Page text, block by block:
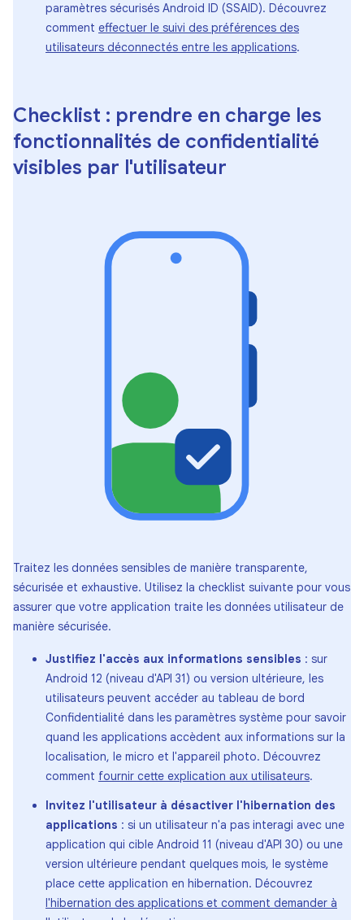
paramètres sécurisés Android ID (SSAID). Découvrez
comment effectuer le suivi des préférences des
utilisateurs déconnectés entre les applications.
Checklist : prendre en charge les
fonctionnalités de confidentialité
visibles par l'utilisateur
Traitez les données sensibles de manière transparente,
sécurisée et exhaustive. Utilisez la checklist suivante pour vous
assurer que votre application traite les données utilisateur de
manière sécurisée.
Justifiez l'accès aux informations sensibles : sur
Android 12 (niveau d'API 31) ou version ultérieure, les
utilisateurs peuvent accéder au tableau de bord
Confidentialité dans les paramètres système pour savoir
quand les applications accèdent aux informations sur la
localisation, le micro et l'appareil photo. Découvrez
comment fournir cette explication aux utilisateurs.
Invitez l'utilisateur à désactiver l'hibernation des
applications : si un utilisateur n'a pas interagi avec une
application qui cible Android 11 (niveau d'API 30) ou une
version ultérieure pendant quelques mois, le système
place cette application en hibernation. Découvrez
l'hibernation des applications et comment demander à